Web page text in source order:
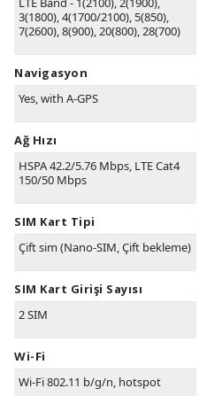
3(1800), 4(1700/2100), 5(850),
7(2600), 8(900), 20(800), 28(700)
Navigasyon
Yes, with A-GPS
Ağ Hızı
HSPA 42.2/5.76 Mbps, LTE Cat4
150/50 Mbps
SIM Kart Tipi
Çift sim (Nano-SIM, Çift bekleme)
SIM Kart Girişi Sayısı
2 SIM
Wi-Fi
Wi-Fi 802.11 b/g/n, hotspot